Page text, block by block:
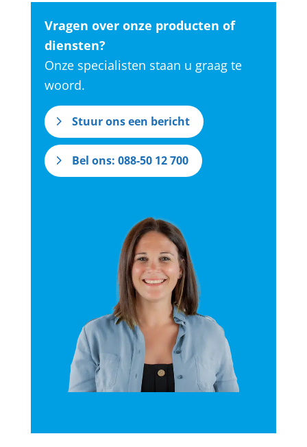
Vragen over onze producten of
diensten?
Onze specialisten staan u graag te
woord.
Stuur ons een bericht
Bel ons: 088-50 12 700